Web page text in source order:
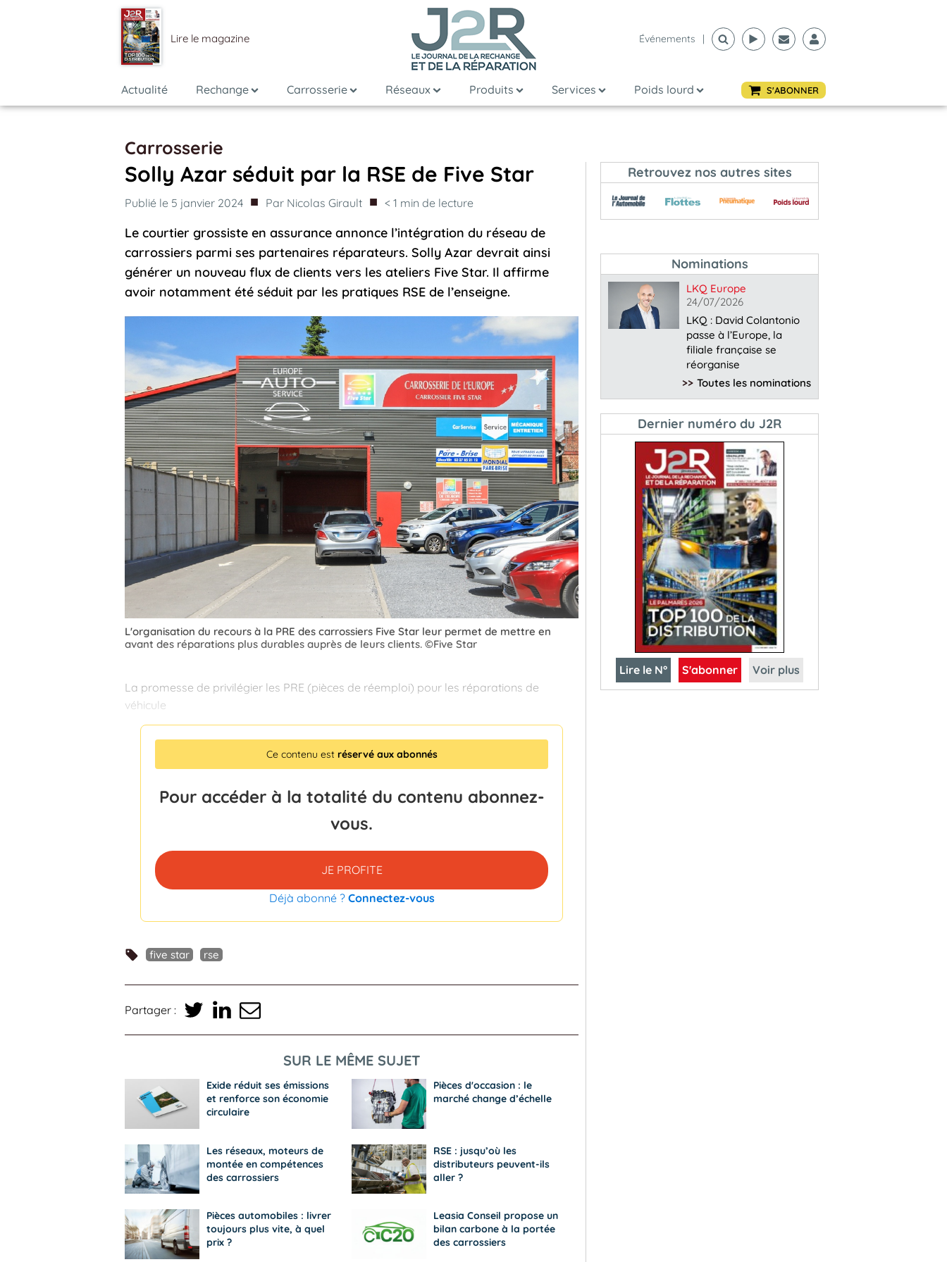
Lire le magazine Événements |
Actualité Rechange Carrosserie Réseaux Produits Services Poids lourd S'ABONNER
Carrosserie
Solly Azar séduit par la RSE de Five Star
Publié le 5 janvier 2024 ■ Par Nicolas Girault ■ < 1 min de lecture
Le courtier grossiste en assurance annonce l’intégration du réseau de
carrossiers parmi ses partenaires réparateurs. Solly Azar devrait ainsi
générer un nouveau flux de clients vers les ateliers Five Star. Il affirme
avoir notamment été séduit par les pratiques RSE de l’enseigne.
L'organisation du recours à la PRE des carrossiers Five Star leur permet de mettre en
avant des réparations plus durables auprès de leurs clients. ©Five Star
La promesse de privilégier les PRE (pièces de réemploi) pour les réparations de
véhicule
Ce contenu est réservé aux abonnés
Pour accéder à la totalité du contenu abonnez-
vous.
JE PROFITE
Déjà abonné ? Connectez-vous
five star rse
Partager :
SUR LE MÊME SUJET
Exide réduit ses émissions
et renforce son économie
circulaire
Pièces d'occasion : le
marché change d’échelle
Les réseaux, moteurs de
montée en compétences
des carrossiers
RSE : jusqu’où les
distributeurs peuvent-ils
aller ?
Pièces automobiles : livrer
toujours plus vite, à quel
prix ?
Leasia Conseil propose un
bilan carbone à la portée
des carrossiers
Retrouvez nos autres sites
Nominations
LKQ Europe
24/07/2026
LKQ : David Colantonio
passe à l’Europe, la
filiale française se
réorganise
>> Toutes les nominations
Dernier numéro du J2R
Lire le N° S'abonner Voir plus